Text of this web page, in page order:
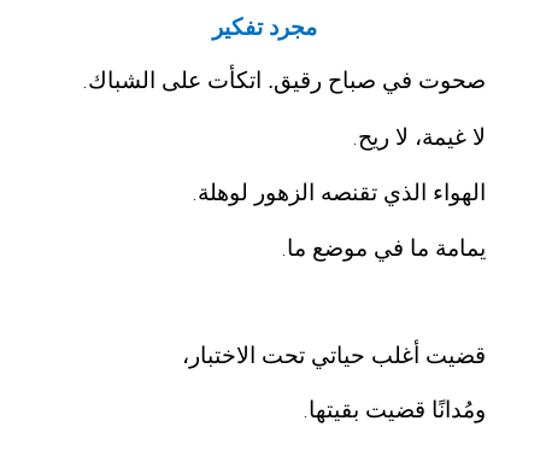
مجرد تفكير
صحوت في صباح رقيق. اتكأت على الشباك.
لا غيمة، لا ريح.
الهواء الذي تقنصه الزهور لوهلة.
يمامة ما في موضع ما.
قضيت أغلب حياتي تحت الاختبار،
ومُدانًا قضيت بقيتها.